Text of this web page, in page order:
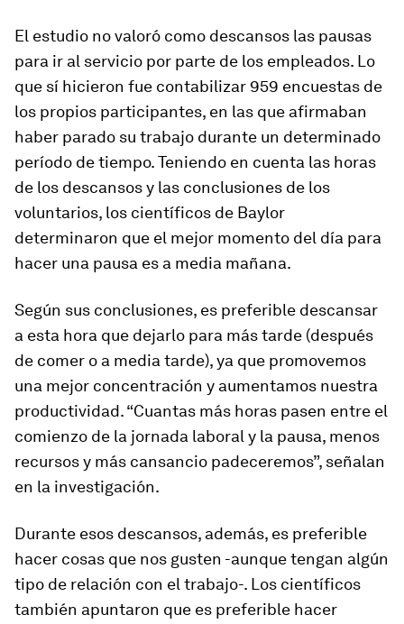
El estudio no valoró como descansos las pausas
para ir al servicio por parte de los empleados. Lo
que sí hicieron fue contabilizar 959 encuestas de
los propios participantes, en las que afirmaban
haber parado su trabajo durante un determinado
período de tiempo. Teniendo en cuenta las horas
de los descansos y las conclusiones de los
voluntarios, los científicos de Baylor
determinaron que el mejor momento del día para
hacer una pausa es a media mañana.
Según sus conclusiones, es preferible descansar
a esta hora que dejarlo para más tarde (después
de comer o a media tarde), ya que promovemos
una mejor concentración y aumentamos nuestra
productividad. “Cuantas más horas pasen entre el
comienzo de la jornada laboral y la pausa, menos
recursos y más cansancio padeceremos”, señalan
en la investigación.
Durante esos descansos, además, es preferible
hacer cosas que nos gusten -aunque tengan algún
tipo de relación con el trabajo-. Los científicos
también apuntaron que es preferible hacer